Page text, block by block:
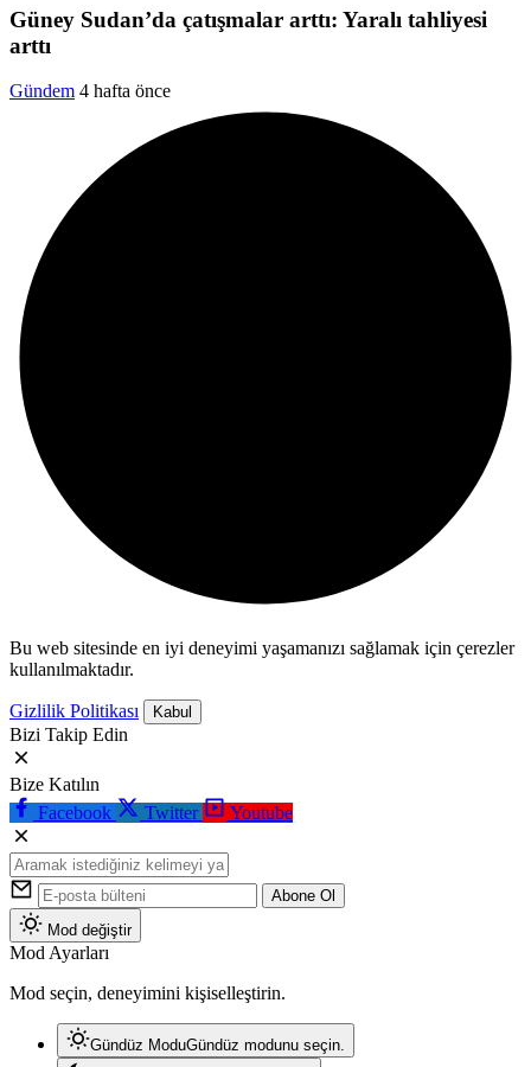
Güney Sudan’da çatışmalar arttı: Yaralı tahliyesi
arttı
Gündem 4 hafta önce
Bu web sitesinde en iyi deneyimi yaşamanızı sağlamak için çerezler
kullanılmaktadır.
Gizlilik Politikası Kabul
Bizi Takip Edin
Bize Katılın
Facebook
Twitter Youtube
Abone Ol
Mod değiştir
Mod Ayarları
Mod seçin, deneyimini kişiselleştirin.
Gündüz ModuGündüz modunu seçin.